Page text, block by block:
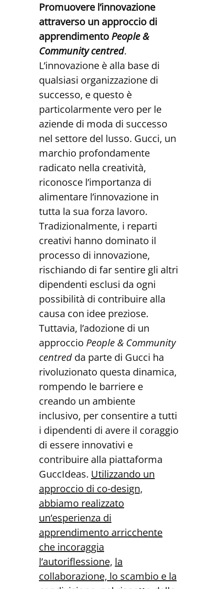
Promuovere l’innovazione
attraverso un approccio di
apprendimentoPeople &
Community centred.
L’innovazione è alla base di
qualsiasi organizzazione di
successo, e questo è
particolarmente vero per le
aziende di moda di successo
nel settore del lusso. Gucci, un
marchio profondamente
radicato nella creatività,
riconosce l’importanza di
alimentare l’innovazione in
tutta la sua forza lavoro.
Tradizionalmente, i reparti
creativi hanno dominato il
processo di innovazione,
rischiando di far sentire gli altri
dipendenti esclusi da ogni
possibilità di contribuire alla
causa con idee preziose.
Tuttavia, l’adozione di un
approccio People & Community
centred da parte di Gucci ha
rivoluzionato questa dinamica,
rompendo le barriere e
creando un ambiente
inclusivo, per consentire a tutti
i dipendenti di avere il coraggio
di essere innovativi e
contribuire alla piattaforma
GuccIdeas. Utilizzando un
approccio di co-design,
abbiamo realizzato
un’esperienza di
apprendimento arricchente
che incoraggia
l’autoriflessione, la
collaborazione, lo scambio e la